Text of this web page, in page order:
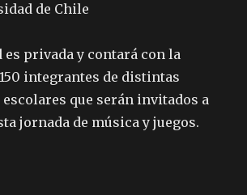
de Chile
es privada y contará con la
integrantes de distintas
que serán invitados a
jornada de música y juegos.